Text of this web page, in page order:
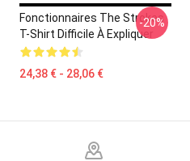
Fonctionnaires The Strokes
T-Shirt Difficile À Expliquer
24,38 € - 28,06 €
-20%